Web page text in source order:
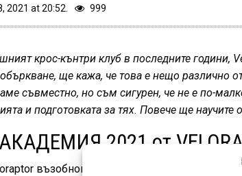
2021 at 20:52. 999
крос-кънтри клуб в последните
объркване, ще кажа, че това е нещо
съвместно, но съм сигурен, че не е по-
и подготовката за тях. Повече ще научите
2021 oт
възобновява провеждането на МТБ